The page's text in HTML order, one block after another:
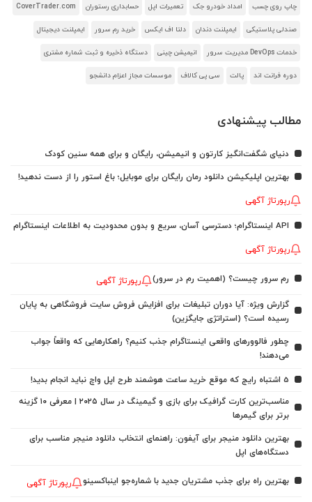
چاپ روی چسب امداد خودرو جک تعمیرات اپل حسابداری رستوران CoverTrader.com
صندلی پلاستیکی ایمپلنت دندان دلتا اف ایکس خرید رم سرور ایمپلنت دیجیتال
خدمات DevOps مدیریت سرور انیمیشن چینی دستگاه ذخیره و ثبت شماره مشتری
دوره فرانت اند پالت سی پی کالاف موسسات مجاز اعزام دانشجو
مطالب پیشنهادی
دنیای شگفت‌انگیز کارتون و انیمیشن، رایگان و برای همه سنین کودک
بهترین اپلیکیشن دانلود رمان رایگان برای موبایل؛ باغ استور را از دست ندهید!
رپورتاژ آگهی
API اینستاگرام؛ دسترسی آسان، سریع و بدون محدودیت به اطلاعات اینستاگرام
رپورتاژ آگهی
رم سرور چیست؟ (اهمیت رم در سرور) رپورتاژ آگهی
گزارش ویژه: آیا دوران تبلیغات برای افزایش فروش سایت فروشگاهی به پایان
رسیده است؟ (استراتژی جایگزین)
چطور فالوورهای واقعی اینستاگرام جذب کنیم؟ راهکارهایی که واقعاً جواب
می‌دهند!
5 اشتباه رایج که موقع خرید ساعت هوشمند طرح اپل واچ نباید انجام بدید!
مناسب‌ترین کارت گرافیک برای بازی و گیمینگ در سال ۲۰۲۵ | معرفی ۱۰ گزینه
برتر برای گیمرها
بهترین دانلود منیجر برای آیفون: راهنمای انتخاب دانلود منیجر مناسب برای
دستگاه‌های اپل
بهترین راه برای جذب مشتریان جدید با شماره‌جو اینباکسینو رپورتاژ آگهی